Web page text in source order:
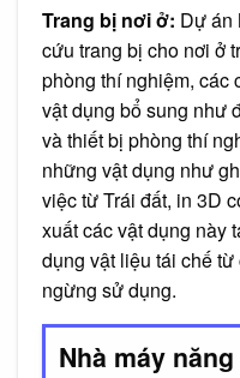
Trang bị nơi ở: Dự án
cứu trang bị cho nơi ở
phòng thí nghiệm, các
vật dụng bổ sung như
và thiết bị phòng thí
những vật dụng như
việc từ Trái đất, in 3D
xuất các vật dụng này
dụng vật liệu tái chế
ngừng sử dụng.
Nhà máy